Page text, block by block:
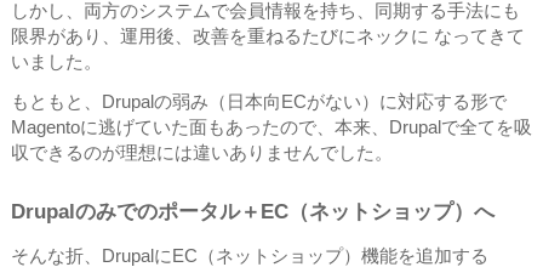
しかし、両方のシステムで会員情報を持ち、同期する手法にも
限界があり、運用後、改善を重ねるたびにネックに なってきて
いました。
もともと、Drupalの弱み（日本向ECがない）に対応する形で
Magentoに逃げていた面もあったので、本来、Drupalで全てを吸
収できるのが理想には違いありませんでした。
Drupalのみでのポータル＋EC（ネットショップ）へ
そんな折、DrupalにEC（ネットショップ）機能を追加する